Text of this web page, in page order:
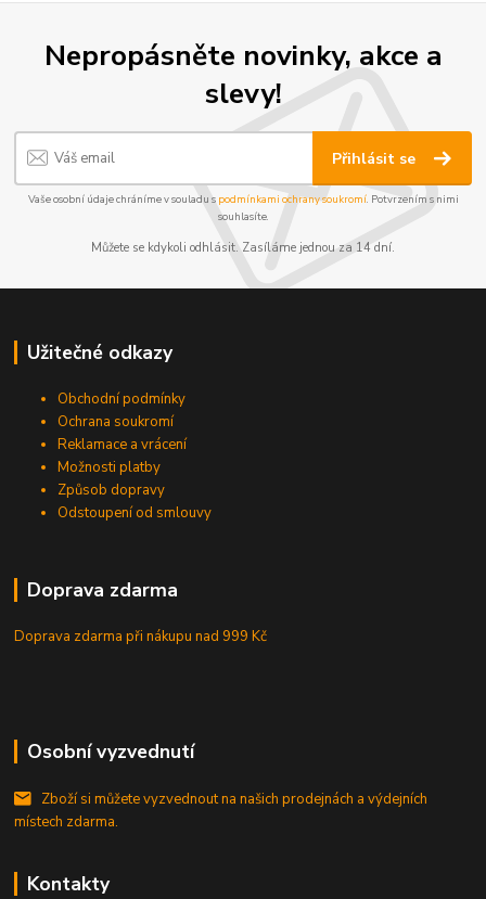
Nepropásněte novinky, akce a
slevy!
Přihlásit se
Vaše osobní údaje chráníme v souladu s podmínkami ochrany soukromí. Potvrzením s nimi
souhlasíte.
Můžete se kdykoli odhlásit. Zasíláme jednou za 14 dní.
Užitečné odkazy
Obchodní podmínky
Ochrana soukromí
Reklamace a vrácení
Možnosti platby
Způsob dopravy
Odstoupení od smlouvy
Doprava zdarma
Doprava zdarma při nákupunad 999 Kč
Osobní vyzvednutí
Zboží si můžete vyzvednout na našich prodejnách a výdejních
místech zdarma.
Kontakty